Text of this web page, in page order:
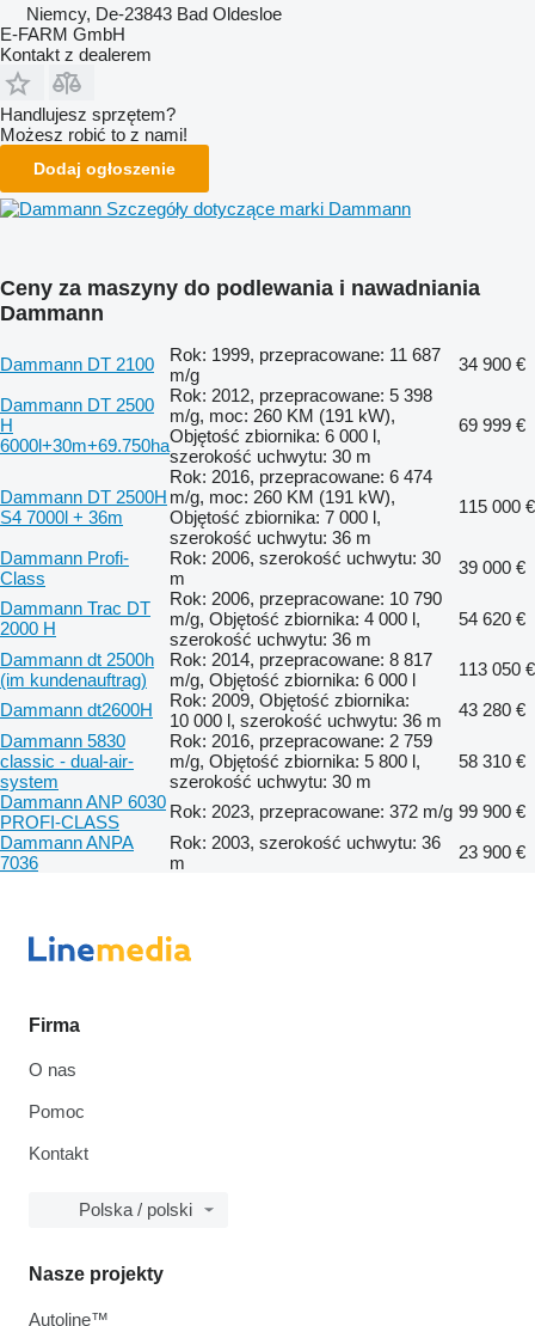
Niemcy, De-23843 Bad Oldesloe
E-FARM GmbH
Kontakt z dealerem
Handlujesz sprzętem?
Możesz robić to z nami!
Dodaj ogłoszenie
Szczegóły dotyczące marki Dammann
Ceny za maszyny do podlewania i nawadniania
Dammann
Dammann DT 2100
Rok: 1999, przepracowane: 11 687
m/g
34 900 €
Dammann DT 2500
H
6000l+30m+69.750ha
Rok: 2012, przepracowane: 5 398
m/g, moc: 260 KM (191 kW),
Objętość zbiornika: 6 000 l,
szerokość uchwytu: 30 m
69 999 €
Dammann DT 2500H
S4 7000l + 36m
Rok: 2016, przepracowane: 6 474
m/g, moc: 260 KM (191 kW),
Objętość zbiornika: 7 000 l,
szerokość uchwytu: 36 m
115 000 €
Dammann Profi-
Class
Rok: 2006, szerokość uchwytu: 30
m
39 000 €
Dammann Trac DT
2000 H
Rok: 2006, przepracowane: 10 790
m/g, Objętość zbiornika: 4 000 l,
szerokość uchwytu: 36 m
54 620 €
Dammann dt 2500h
(im kundenauftrag)
Rok: 2014, przepracowane: 8 817
m/g, Objętość zbiornika: 6 000 l
113 050 €
Dammann dt2600H
Rok: 2009, Objętość zbiornika:
10 000 l, szerokość uchwytu: 36 m
43 280 €
Dammann 5830
classic - dual-air-
system
Rok: 2016, przepracowane: 2 759
m/g, Objętość zbiornika: 5 800 l,
szerokość uchwytu: 30 m
58 310 €
Dammann ANP 6030
PROFI-CLASS
Rok: 2023, przepracowane: 372 m/g 99 900 €
Dammann ANPA
7036
Rok: 2003, szerokość uchwytu: 36
m
23 900 €
Firma
O nas
Pomoc
Kontakt
Polska / polski
Nasze projekty
Autoline™